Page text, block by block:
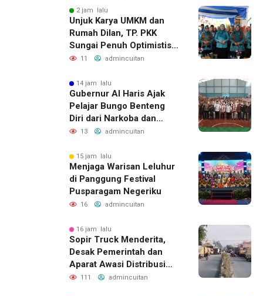
2 jam lalu
Unjuk Karya UMKM dan
Rumah Dilan, TP. PKK
Sungai Penuh Optimistis
Raih Juara di Tingkat
11 admincuitan
14 jam lalu
Gubernur Al Haris Ajak
Pelajar Bungo Benteng
Diri dari Narkoba dan
Judol
13 admincuitan
15 jam lalu
Menjaga Warisan Leluhur
di Panggung Festival
Pusparagam Negeriku
16 admincuitan
16 jam lalu
Sopir Truck Menderita,
Desak Pemerintah dan
Aparat Awasi Distribusi
Solar
111 admincuitan